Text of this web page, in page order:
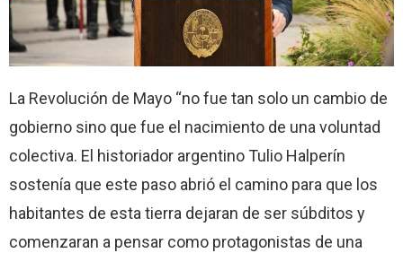
La Revolución de Mayo “no fue tan solo un cambio de
gobierno sino que fue el nacimiento de una voluntad
colectiva. El historiador argentino Tulio Halperín
sostenía que este paso abrió el camino para que los
habitantes de esta tierra dejaran de ser súbditos y
comenzaran a pensar como protagonistas de una